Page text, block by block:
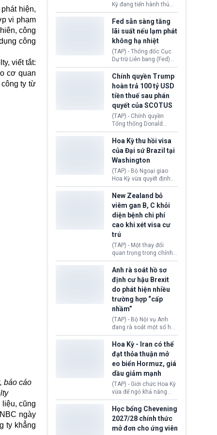
hiện,
vi phạm
công
công
viết tắt:
cơ quan
ty từ
báo cáo
liệu, cũng
ngày
ty khẳng
Bóng đá Jordan. Trước
áp lực dồn dập, FIFA phải
tổ chức cuộc họp khẩn ở
Morocco.
Kỳ đang tiến hành thủ
tục thu hồi chứng nhận
hoạt động của tổ chức
hiến tạng Network for
Hope (bang Kentucky).
Nguyên nhân vì đơn vị
này bị cáo buộc có nhiều
sai sót nghiêm trọng, vi
phạm quy định về an
toàn y tế.
Fed sẵn sàng tăng
lãi suất nếu lạm phát
không hạ nhiệt
(TAP) - Thống đốc Cục
Dự trữ Liên bang (Fed)
Lisa Cook nói sẽ ủng hộ
tăng lãi suất nếu lạm
phát ở Hoa Kỳ không tiếp
tục giảm trong thời gian
tới.
Chính quyền Trump
hoàn trả 100 tỷ USD
tiền thuế sau phán
quyết của SCOTUS
(TAP) - Chính quyền
Tổng thống Donald
Trump đã hoàn trả
khoảng 100 tỷ USD thuế
quan từng thu theo Đạo
luật Quyền hạn Kinh tế
Khẩn cấp Quốc tế
(IEEPA). Động thái này
diễn ra sau phán quyết
hồi tháng 2 bởi Tòa án
Tối cao Hoa Kỳ
(SCOTUS) khi tuyên bố,
việc áp thuế diện rộng là
hoàn toàn bất hợp pháp.
Hoa Kỳ thu hồi visa
của Đại sứ Brazil tại
Washington
(TAP) - Bộ Ngoại giao
Hoa Kỳ vừa quyết định
thu hồi thị thực (visa)
của bà Maria Luiza
Ribeiro Viotti - Đại sứ
Brazil tại Washington.
Động thái trên diễn ra
trong bối cảnh tranh
chấp ngoại giao giữa
chính quyền Tổng thống
Donald Trump và chính
phủ cánh tả Tổng thống
da Silva đang leo thang
gay gắt.
New Zealand bỏ
viêm gan B, C khỏi
diện bệnh chi phí
cao khi xét visa cư
trú
(TAP) - Một thay đổi
quan trọng trong chính
sách nhập cư của New
Zealand đang mở ra
thêm cơ hội cho nhiều
người muốn định cư. Từ
nay, người mắc viêm
gan B hoặc viêm gan C
sẽ không còn bị mặc
định không đáp ứng tiêu
chuẩn sức khỏe chỉ vì
chi phí điều trị khi nộp hồ
Anh rà soát hồ sơ
định cư hậu Brexit
do phát hiện nhiều
trường hợp “cấp
nhầm”
(TAP) - Bộ Nội vụ Anh
đang rà soát một số hồ
sơ thuộc Chương trình
Định cư EU (EU
Settlement Scheme -
EUSS) sau khi xác định
có trường hợp được cấp
quy chế cư trú hậu
Brexit “do nhầm lẫn”.
Động thái này làm dấy
lên lo ngại về việc thực
thi Thỏa thuận Rút khỏi
Liên minh châu Âu
(Withdrawal
Agreement).
Hoa Kỳ - Iran có thể
đạt thỏa thuận mở
eo biển Hormuz, giá
dầu giảm mạnh
(TAP) - Giới chức Hoa Kỳ
vừa để ngỏ khả năng
sớm đạt thỏa thuận với
Iran nhằm mở lại eo biển
Hormuz, mở đường cho
việc khôi phục hoạt
động hàng hải. Những
Học bổng Chevening
2027/28 chính thức
mở đơn cho ứng viên